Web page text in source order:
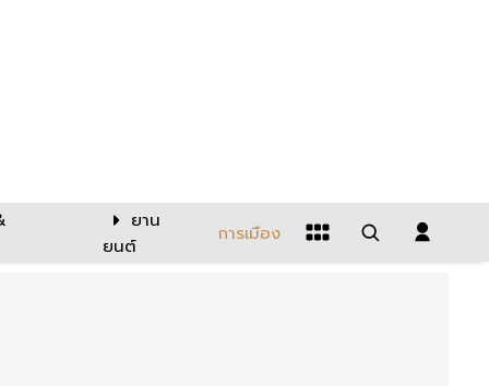
ยาน
ยนต์
การเมือง